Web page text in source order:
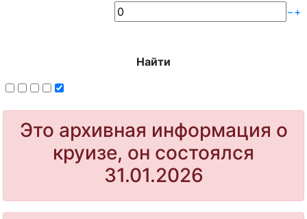
−+
Найти
Это архивная информация о
круизе, он состоялся
31.01.2026